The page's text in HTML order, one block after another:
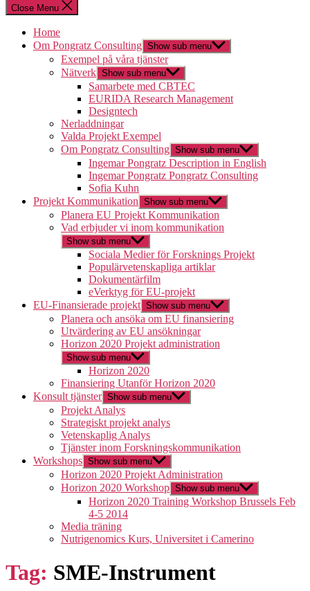
Close Menu
Home
Om Pongratz Consulting Show sub menu
Exempel på våra tjänster
Nätverk Show sub menu
Samarbete med CBTEC
EURIDA Research Management
Designtech
Nerladdningar
Valda Projekt Exempel
Om Pongratz Consulting Show sub menu
Ingemar Pongratz Description in English
Ingemar Pongratz Pongratz Consulting
Sofia Kuhn
Projekt Kommunikation Show sub menu
Planera EU Projekt Kommunikation
Vad erbjuder vi inom kommunikation
Show sub menu
Sociala Medier för Forsknings Projekt
Populärvetenskapliga artiklar
Dokumentärfilm
eVerktyg för EU-projekt
EU-Finansierade projekt Show sub menu
Planera och ansöka om EU finansiering
Utvärdering av EU ansökningar
Horizon 2020 Projekt administration
Show sub menu
Horizon 2020
Finansiering Utanför Horizon 2020
Konsult tjänster Show sub menu
Projekt Analys
Strategiskt projekt analys
Vetenskaplig Analys
Tjänster inom Forskningskommunikation
Workshops Show sub menu
Horizon 2020 Projekt Administration
Horizon 2020 Workshop Show sub menu
Horizon 2020 Training Workshop Brussels Feb
4-5 2014
Media träning
Nutrigenomics Kurs, Universitet i Camerino
Tag: SME-Instrument